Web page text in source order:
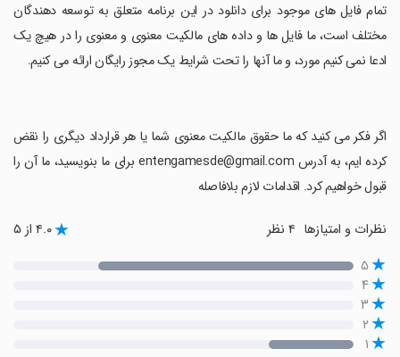
‏تمام فایل های موجود برای دانلود در این برنامه متعلق به توسعه دهندگان
مختلف است، ما فایل ها و داده های مالکیت معنوی و معنوی را در هیچ یک
ادعا نمی کنیم مورد، و ما آنها را تحت شرایط یک مجوز رایگان ارائه می کنیم.
‏اگر فکر می کنید که ما حقوق مالکیت معنوی شما یا هر قرارداد دیگری را نقض
کرده ایم، به آدرس entengamesde@gmail.com برای ما بنویسید، ما آن را
قبول خواهیم کرد. اقدامات لازم بلافاصله
نظرات و امتیازها ۴.۰ از ۵
۵
۴
۳
۲
۱